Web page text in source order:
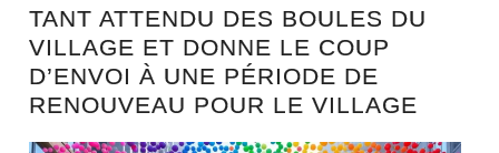
TANT ATTENDU DES BOULES DU
VILLAGE ET DONNE LE COUP
D’ENVOI À UNE PÉRIODE DE
RENOUVEAU POUR LE VILLAGE